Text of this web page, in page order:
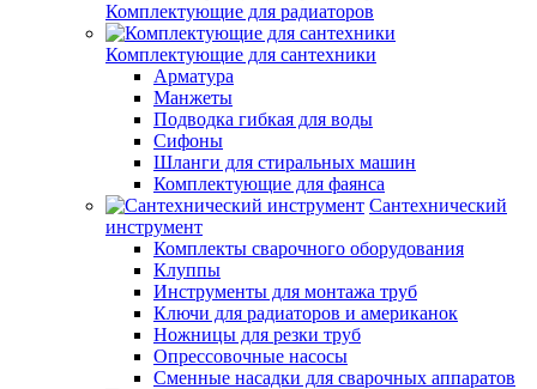
Комплектующие для радиаторов
Комплектующие для сантехники
Арматура
Манжеты
Подводка гибкая для воды
Сифоны
Шланги для стиральных машин
Комплектующие для фаянса
Сантехнический
инструмент
Комплекты сварочного оборудования
Клуппы
Инструменты для монтажа труб
Ключи для радиаторов и американок
Ножницы для резки труб
Опрессовочные насосы
Сменные насадки для сварочных аппаратов